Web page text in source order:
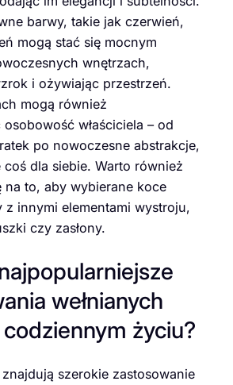
barwy, takie jak czerwień,
mogą stać się mocnym
wnętrzach,
i ożywiając przestrzeń.
mogą również
właściciela – od
po nowoczesne abstrakcje,
dla siebie. Warto również
na to, aby wybierane koce
z innymi elementami wystroju,
czy zasłony.
wełnianych
życiu?
znajdują szerokie zastosowanie